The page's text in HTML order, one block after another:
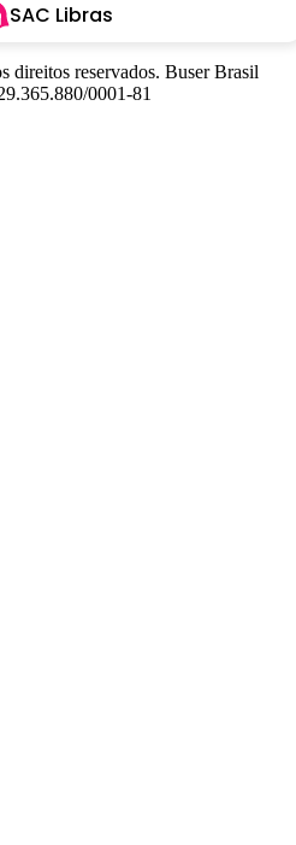
SAC Libras
direitos reservados. Buser Brasil
0001-81